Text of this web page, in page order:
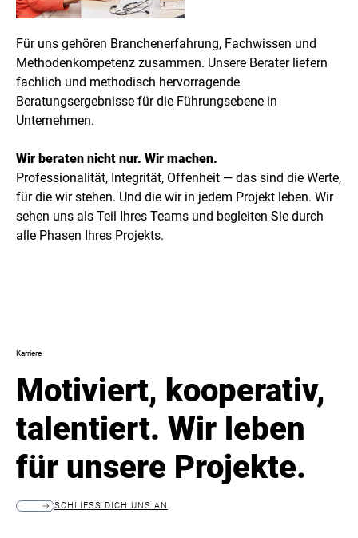
Für uns gehören Branchenerfahrung, Fachwissen und
Methodenkompetenz zusammen. Unsere Berater liefern
fachlich und methodisch hervorragende
Beratungsergebnisse für die Führungsebene in
Unternehmen.
Wir beraten nicht nur. Wir machen.
Professionalität, Integrität, Offenheit — das sind die Werte,
für die wir stehen. Und die wir in jedem Projekt leben. Wir
sehen uns als Teil Ihres Teams und begleiten Sie durch
alle Phasen Ihres Projekts.
Karriere
Motiviert, kooperativ,
talentiert. Wir leben
für unsere Projekte.
SCHLIESS DICH UNS AN